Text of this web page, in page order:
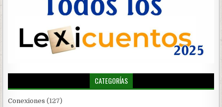
CATEGORÍAS
Conexiones (127)